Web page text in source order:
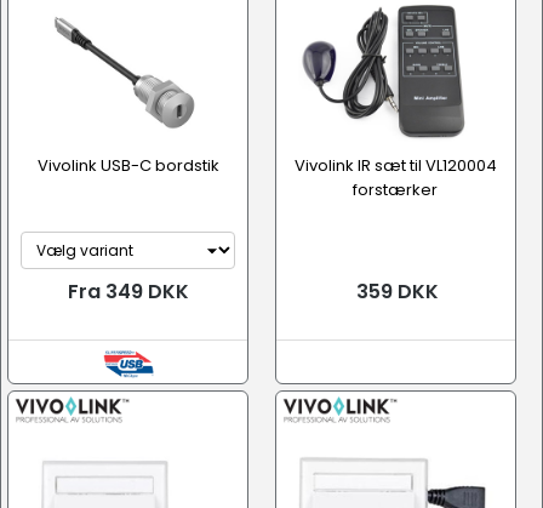
Vivolink USB-C bordstik
Fra 349 DKK
Vivolink IR sæt til VL120004
forstærker
359 DKK